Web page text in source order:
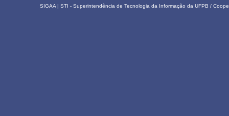
SIGAA | STI - Superintendência de Tecnologia da Informação da UFPB /